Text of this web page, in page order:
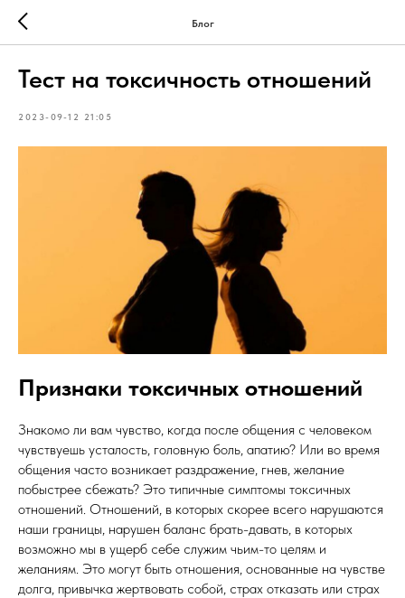
Блог
Тест на токсичность отношений
2023-09-12 21:05
Признаки токсичных отношений
Знакомо ли вам чувство, когда после общения с человеком
чувствуешь усталость, головную боль, апатию? Или во время
общения часто возникает раздражение, гнев, желание
побыстрее сбежать? Это типичные симптомы токсичных
отношений. Отношений, в которых скорее всего нарушаются
наши границы, нарушен баланс брать-давать, в которых
возможно мы в ущерб себе служим чьим-то целям и
желаниям. Это могут быть отношения, основанные на чувстве
долга, привычка жертвовать собой, страх отказать или страх